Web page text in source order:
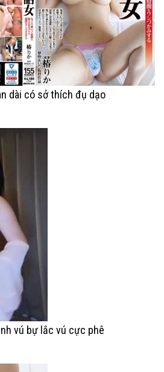
dài có sở thích đụ dạo
vú bự lắc vú cực phê